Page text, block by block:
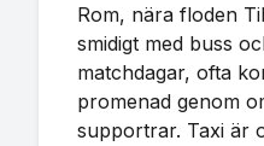
Rom, nära floden
smidigt med buss
matchdagar, ofta
promenad genom
supportrar. Taxi är